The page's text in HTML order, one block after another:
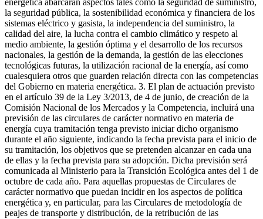
la seguridad pública, la sostenibilidad económica y financiera de los
sistemas eléctrico y gasista, la independencia del suministro, la
calidad del aire, la lucha contra el cambio climático y respeto al
medio ambiente, la gestión óptima y el desarrollo de los recursos
nacionales, la gestión de la demanda, la gestión de las elecciones
tecnológicas futuras, la utilización racional de la energía, así como
cualesquiera otros que guarden relación directa con las competencias
del Gobierno en materia energética. 3. El plan de actuación previsto
en el artículo 39 de la Ley 3/2013, de 4 de junio, de creación de la
Comisión Nacional de los Mercados y la Competencia, incluirá una
previsión de las circulares de carácter normativo en materia de
energía cuya tramitación tenga previsto iniciar dicho organismo
durante el año siguiente, indicando la fecha prevista para el inicio de
su tramitación, los objetivos que se pretenden alcanzar en cada una
de ellas y la fecha prevista para su adopción. Dicha previsión será
comunicada al Ministerio para la Transición Ecológica antes del 1 de
octubre de cada año. Para aquellas propuestas de Circulares de
carácter normativo que puedan incidir en los aspectos de política
energética y, en particular, para las Circulares de metodología de
peajes de transporte y distribución, de la retribución de las